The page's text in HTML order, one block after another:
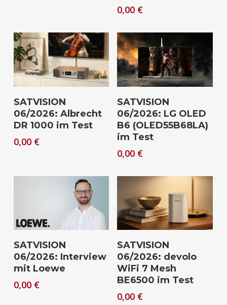
0,00 €
Download
SATVISION
06/2026: Albrecht
DR 1000 im Test
0,00 €
Download
SATVISION
06/2026: LG OLED
B6 (OLED55B68LA)
im Test
0,00 €
Download
SATVISION
06/2026: Interview
mit Loewe
0,00 €
Download
SATVISION
06/2026: devolo
WiFi 7 Mesh
BE6500 im Test
0,00 €